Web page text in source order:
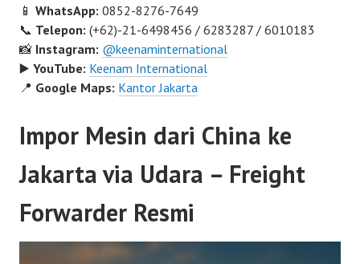
📱 WhatsApp: 0852-8276-7649
📞 Telepon: (+62)-21-6498456 / 6283287 / 6010183
📸 Instagram: @keenaminternational
▶️ YouTube: Keenam International
📍 Google Maps: Kantor Jakarta
Impor Mesin dari China ke
Jakarta via Udara – Freight
Forwarder Resmi